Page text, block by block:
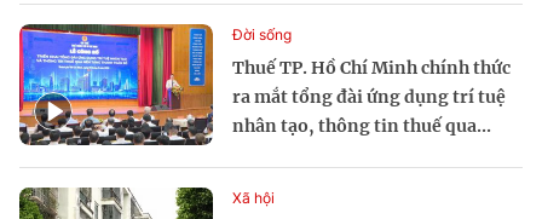
Thuế TP. Hồ Chí Minh chính thức
ra mắt tổng đài ứng dụng trí tuệ
nhân tạo, thông tin thuế qua...
Đời sống
Xã hội